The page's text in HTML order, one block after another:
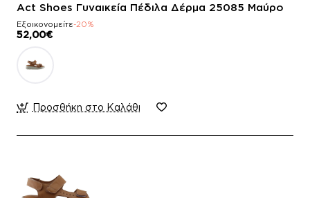
Act Shoes Γυναικεία Πέδιλα Δέρμα 25085 Μαύρο
Εξοικονομείτε-20%
52,00€
Προσθήκη στο Καλάθι